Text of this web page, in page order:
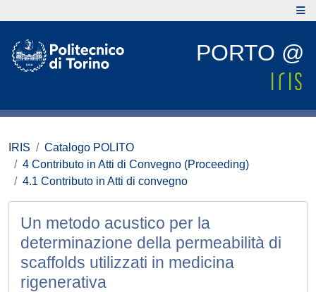
PORTO @
IRIS
Catalogo POLITO
4 Contributo in Atti di Convegno (Proceeding)
4.1 Contributo in Atti di convegno
Un metodo acustico per la
determinazione della permeabilità di
scaffolds utilizzati in medicina
rigenerativa